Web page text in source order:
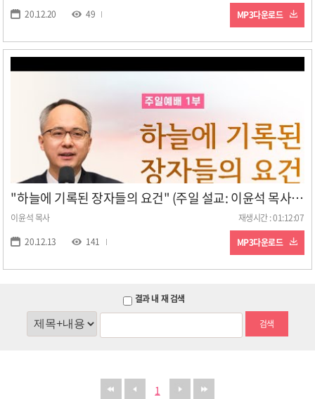
20.12.20
49 MP3다운로드
"하늘에 기록된 장자들의 요건" (주일 설교: 이윤석 목사, 일시: 20. 12. 13)
이윤석 목사
재생시간 : 01:12:07
20.12.13
141 MP3다운로드
결과 내 재 검색
검색
1